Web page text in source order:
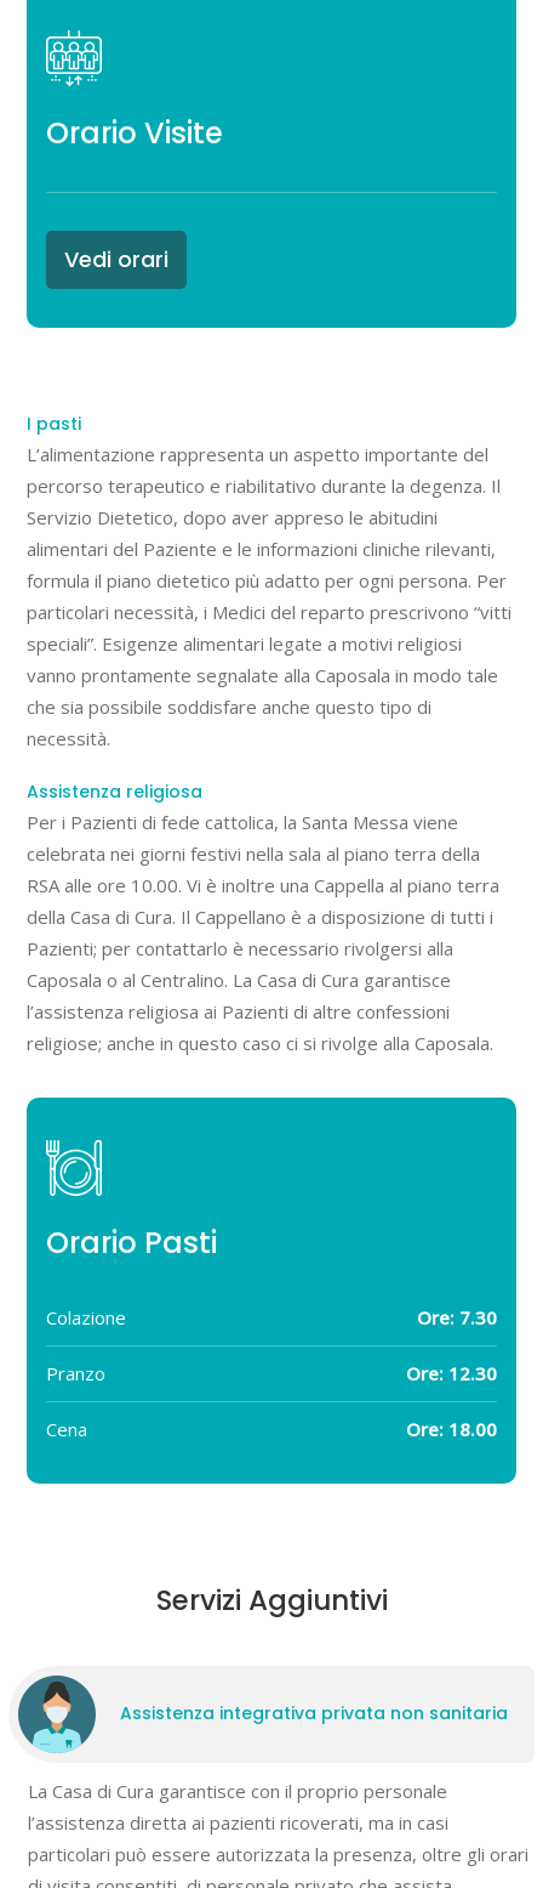
Orario Visite
Vedi orari
I pasti
L’alimentazione rappresenta un aspetto importante del
percorso terapeutico e riabilitativo durante la degenza. Il
Servizio Dietetico, dopo aver appreso le abitudini
alimentari del Paziente e le informazioni cliniche rilevanti,
formula il piano dietetico più adatto per ogni persona. Per
particolari necessità, i Medici del reparto prescrivono “vitti
speciali”. Esigenze alimentari legate a motivi religiosi
vanno prontamente segnalate alla Caposala in modo tale
che sia possibile soddisfare anche questo tipo di
necessità.
Assistenza religiosa
Per i Pazienti di fede cattolica, la Santa Messa viene
celebrata nei giorni festivi nella sala al piano terra della
RSA alle ore 10.00. Vi è inoltre una Cappella al piano terra
della Casa di Cura. Il Cappellano è a disposizione di tutti i
Pazienti; per contattarlo è necessario rivolgersi alla
Caposala o al Centralino. La Casa di Cura garantisce
l’assistenza religiosa ai Pazienti di altre confessioni
religiose; anche in questo caso ci si rivolge alla Caposala.
Orario Pasti
Colazione Ore: 7.30
Pranzo Ore: 12.30
Cena Ore: 18.00
Servizi Aggiuntivi
Assistenza integrativa privata non sanitaria
La Casa di Cura garantisce con il proprio personale
l’assistenza diretta ai pazienti ricoverati, ma in casi
particolari può essere autorizzata la presenza, oltre gli orari